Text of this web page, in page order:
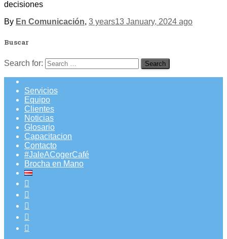
decisiones
By En Comunicación, 3 years13 January, 2024 ago
Buscar
Search for:
Servicios
Equipo
Clientes
Noticias
Glosario
Capacitacion
Contacto
#JaleACogerCafé
Brocha en Mano